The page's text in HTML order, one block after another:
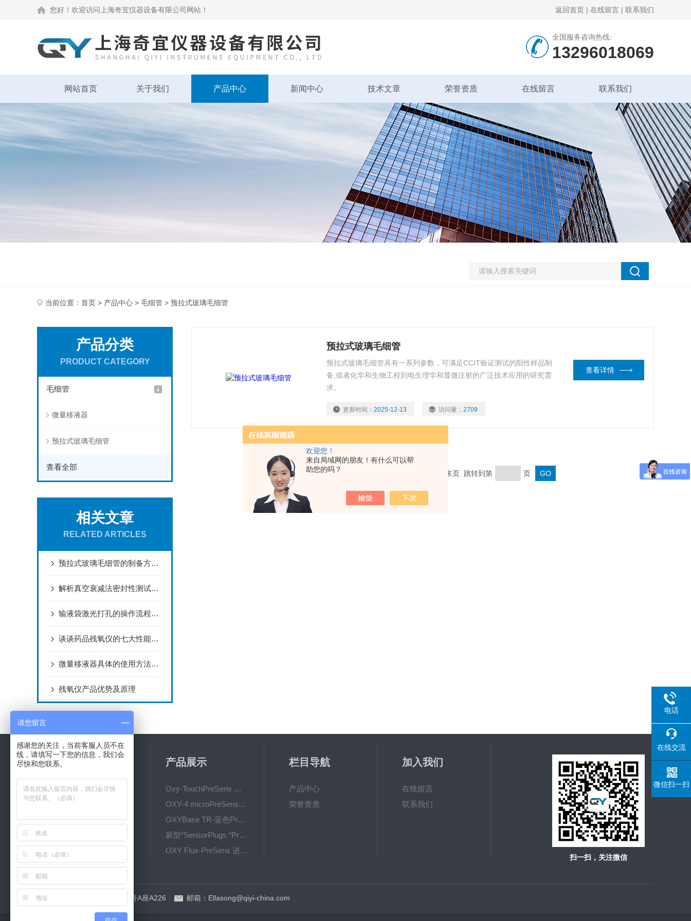
欢迎您！
来自局域网的朋友！有什么可以帮
助您的吗？
您好！欢迎访问上海奇宜仪器设备有限公司网站！ 返回首页 | 在线留言 | 联系我们
全国服务咨询热线:
13296018069
网站首页 关于我们 产品中心 新闻中心 技术文章 荣誉资质 在线留言 联系我们
当前位置： 首页 > 产品中心 > 毛细管 > 预拉式玻璃毛细管
产品分类
PRODUCT CATEGORY
毛细管
微量移液器
预拉式玻璃毛细管
查看全部
相关文章
RELATED ARTICLES
预拉式玻璃毛细管的制备方法及装置
解析真空衰减法密封性测试专业知识，从而精准控制包装密封性泄漏百分比
输液袋激光打孔的操作流程及标准
谈谈药品残氧仪的七大性能特点！
微量移液器具体的使用方法如下！
残氧仪产品优势及原理
预拉式玻璃毛细管
预拉式玻璃毛细管具有一系列参数，可满足CCIT验证测试的阳性样品制
备,或者化学和生物工程到电生理学和显微注射的广泛技术应用的研究需
求。
更新时间：2025-12-13 访问量：2709
查看详情
共 1 条记录，当前 1 / 1 页 首页 上一页 下一页 末页 跳转到第 页
公司简介
新闻动态
技术文章
产品展示
Oxy-TouchPreSens 氧分析仪 多孔培养容器监测
OXY-4 microPreSens进行监测 不同温度条件下的耗氧量
OXYBase TR-蓝色PreSens 无线微量氧气测量系统
新型“SensorPlugs “PreSens 专为微流体应用而设计的残氧仪
OXY Flux-PreSens 进行原位氧气测量
栏目导航
产品中心
荣誉资质
加入我们
在线留言
联系我们
扫一扫，关注微信
地址：上海市银都西路58号A座A226 邮箱：Ellasong@qiyi-china.com
电话
在线交流
微信扫一扫
请您留言
感谢您的关注，当前客服人员不在
线，请填写一下您的信息，我们会
尽快和您联系。